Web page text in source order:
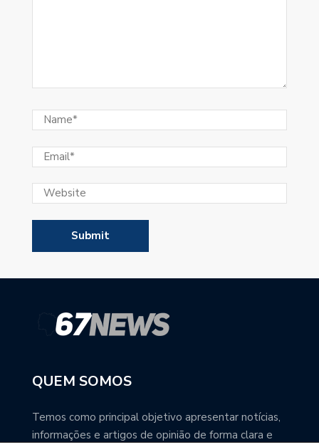
QUEM SOMOS
Temos como principal objetivo apresentar notícias,
informações e artigos de opinião de forma clara e